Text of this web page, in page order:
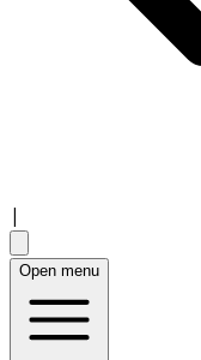
|
Open menu